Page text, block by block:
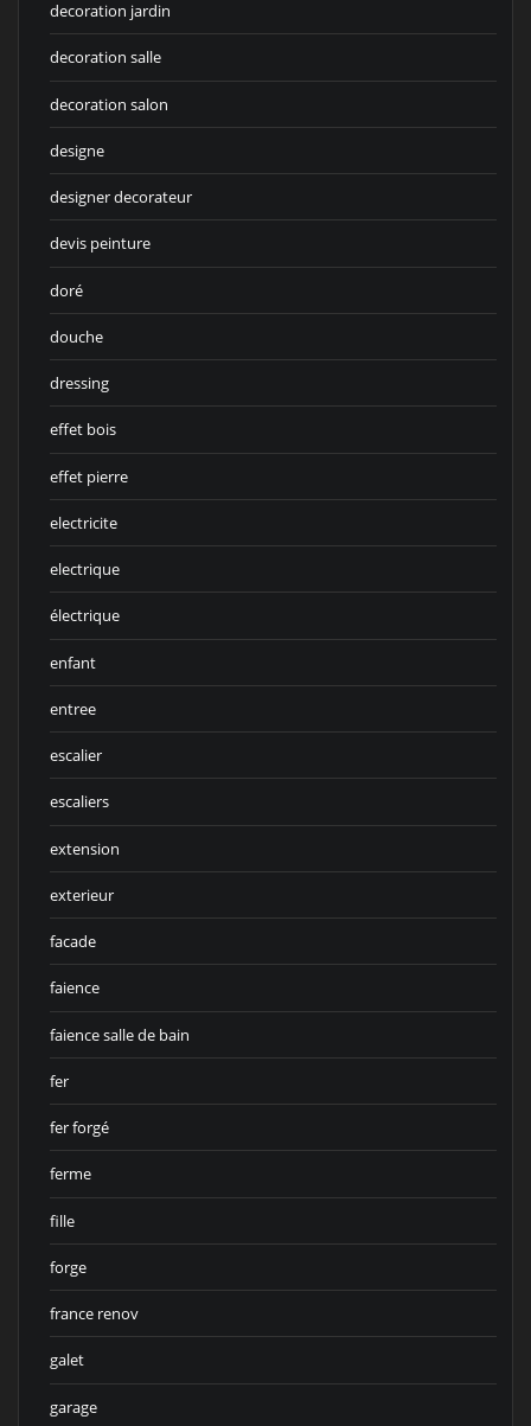
decoration jardin
decoration salle
decoration salon
designe
designer decorateur
devis peinture
doré
douche
dressing
effet bois
effet pierre
electricite
electrique
électrique
enfant
entree
escalier
escaliers
extension
exterieur
facade
faience
faience salle de bain
fer
fer forgé
ferme
fille
forge
france renov
galet
garage